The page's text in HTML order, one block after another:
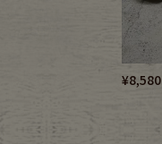
¥8,580